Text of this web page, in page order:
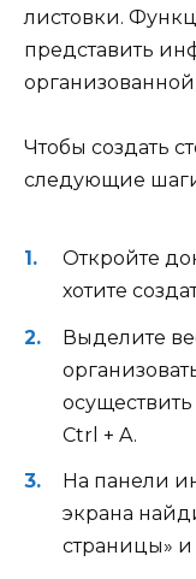
листовки.
представить
Чтобы создать
следующие
Откройте
хотите
Выделите
Ctrl + A.
На панели
экрана
страницы»